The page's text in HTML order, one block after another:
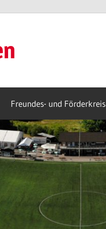
Freundes- und Förderkreis